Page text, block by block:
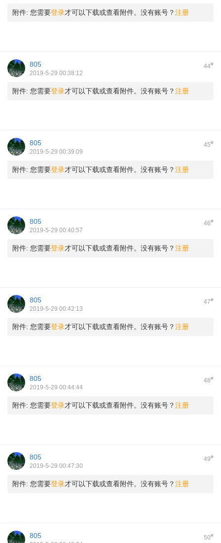
附件: 您需要登录才可以下载或查看附件。没有账号？注册
44#
805
2019-5-29 00:38:12
附件: 您需要登录才可以下载或查看附件。没有账号？注册
45#
805
2019-5-29 00:39:09
附件: 您需要登录才可以下载或查看附件。没有账号？注册
46#
805
2019-5-29 00:40:57
附件: 您需要登录才可以下载或查看附件。没有账号？注册
47#
805
2019-5-29 00:42:13
附件: 您需要登录才可以下载或查看附件。没有账号？注册
48#
805
2019-5-29 00:44:44
附件: 您需要登录才可以下载或查看附件。没有账号？注册
49#
805
2019-5-29 00:47:30
附件: 您需要登录才可以下载或查看附件。没有账号？注册
50#
805